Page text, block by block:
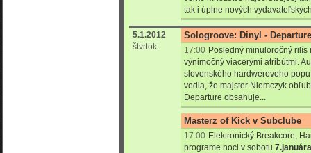
tak i úplne nových
5.1.2012
štvrtok
Sologroove: Dinyl -
17:00 Posledný minuloročný
výnimočný viacerými atribútmi.
slovenského hardweroveho
vedia, že majster Niemczyk
Departure obsahuje...
Masterz of Kick v Subclube
17:00 Elektronický Breakcore,
programe noci v sobotu